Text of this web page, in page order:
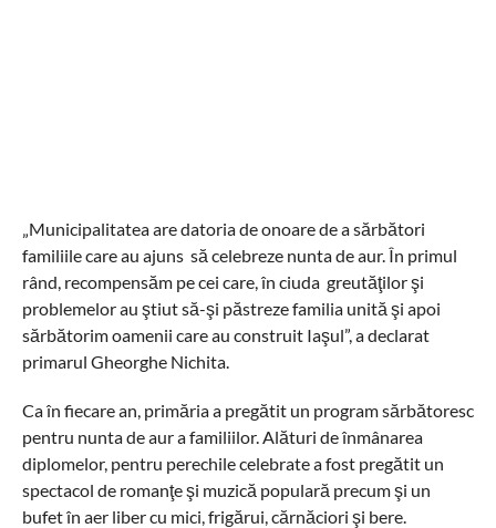
„Municipalitatea are datoria de onoare de a sărbători
familiile care au ajuns să celebreze nunta de aur. În primul
rând, recompensăm pe cei care, în ciuda greutăţilor şi
problemelor au ştiut să-şi păstreze familia unită şi apoi
sărbătorim oamenii care au construit Iaşul”, a declarat
primarul Gheorghe Nichita.
Ca în fiecare an, primăria a pregătit un program sărbătoresc
pentru nunta de aur a familiilor. Alături de înmânarea
diplomelor, pentru perechile celebrate a fost pregătit un
spectacol de romanţe şi muzică populară precum şi un
bufet în aer liber cu mici, frigărui, cărnăciori şi bere.